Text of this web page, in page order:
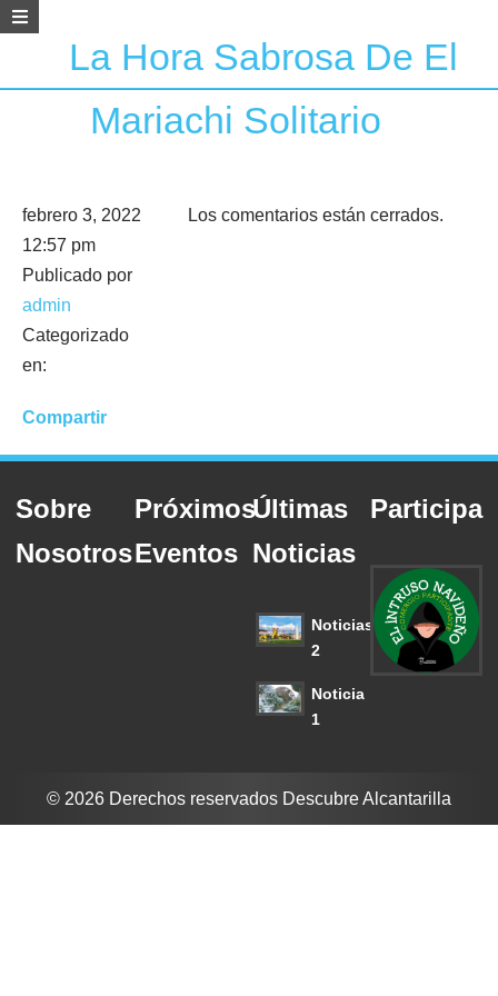
La Hora Sabrosa De El
Mariachi Solitario
febrero 3, 2022
12:57 pm
Publicado por
admin
Categorizado
en:
Compartir
Los comentarios están cerrados.
Sobre
Nosotros
Próximos
Eventos
Últimas
Noticias
Noticias
2
Noticia
1
Participa
© 2026 Derechos reservados Descubre Alcantarilla